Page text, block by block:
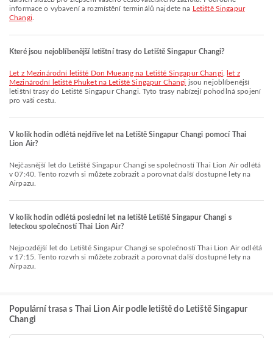
informace o vybavení a rozmístění terminálů najdete na Letiště Singapur
Changi
Které jsou nejoblíbenější letištní trasy do Letiště Singapur Changi?
let z Mezinárodní letiště Don Mueang na Letiště Singapur Changi
let z
Mezinárodní letiště Phuket na Letiště Singapur Changi jsou nejoblíbenější
letištní trasy do Letiště Singapur Changi. Tyto trasy nabízejí pohodlná spojení
pro vaši cestu.
V kolik hodin odlétá nejdříve let na Letiště Singapur Changi pomocí Thai
Lion Air?
Nejčasnější let do Letiště Singapur Changi se společností Thai Lion Air odlétá
v 07:40. Tento rozvrh si můžete zobrazit a porovnat další dostupné lety na
Airpazu.
V kolik hodin odlétá poslední let na letiště Letiště Singapur Changi s
leteckou společností Thai Lion Air?
Nejpozdější let do Letiště Singapur Changi se společností Thai Lion Air odlétá
v 17:15. Tento rozvrh si můžete zobrazit a porovnat další dostupné lety na
Airpazu.
Populární trasa s Thai Lion Air podle letiště do Letiště Singapur
Changi